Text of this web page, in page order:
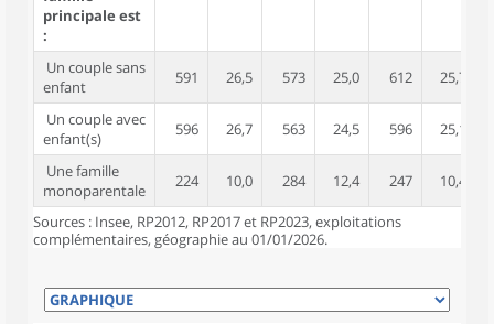
principale est
:
Un couple sans
enfant
591 26,5 573 25,0 612 25,7
Un couple avec
enfant(s)
596 26,7 563 24,5 596 25,1
Une famille
monoparentale
224 10,0 284 12,4 247 10,4
Sources : Insee, RP2012, RP2017 et RP2023, exploitations
complémentaires, géographie au 01/01/2026.